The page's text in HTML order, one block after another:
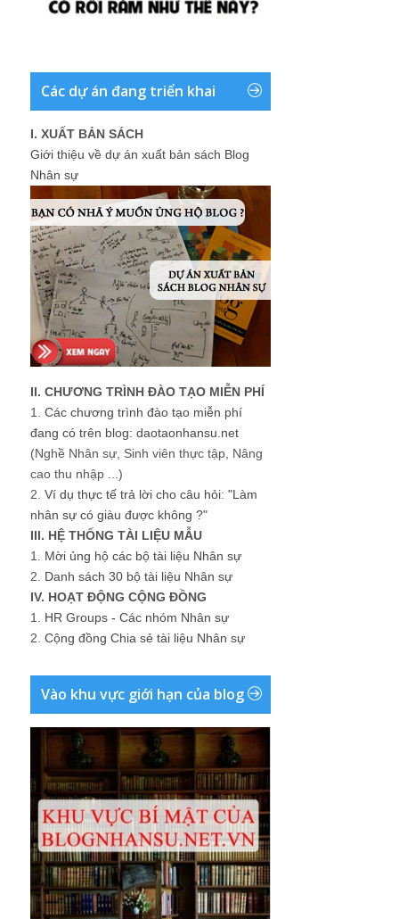
Các dự án đang triển khai
I. XUẤT BẢN SÁCH
Giới thiệu về dự án xuất bản sách Blog
Nhân sự
II. CHƯƠNG TRÌNH ĐÀO TẠO MIỄN PHÍ
1. Các chương trình đào tạo miễn phí
đang có trên blog: daotaonhansu.net
(Nghề Nhân sự, Sinh viên thực tập, Nâng
cao thu nhập ...)
2. Ví dụ thực tế trả lời cho câu hỏi: "Làm
nhân sự có giàu được không ?"
III. HỆ THỐNG TÀI LIỆU MẪU
1. Mời ủng hộ các bộ tài liệu Nhân sự
2. Danh sách 30 bộ tài liệu Nhân sự
IV. HOẠT ĐỘNG CỘNG ĐỒNG
1. HR Groups - Các nhóm Nhân sự
2. Cộng đồng Chia sẻ tài liệu Nhân sự
Vào khu vực giới hạn của blog